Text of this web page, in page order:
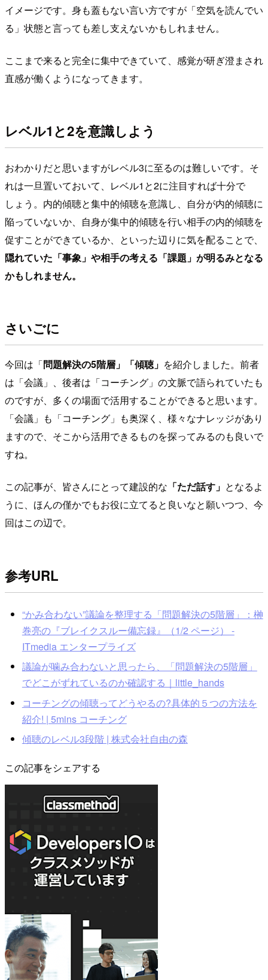
イメージです。身も蓋もない言い方ですが「空気を読んでい
る」状態と言っても差し支えないかもしれません。
ここまで来ると完全に集中できていて、感覚が研ぎ澄まされ
直感が働くようになってきます。
レベル1と2を意識しよう
おわかりだと思いますがレベル3に至るのは難しいです。そ
れは一旦置いておいて、レベル1と2に注目すれば十分で
しょう。内的傾聴と集中的傾聴を意識し、自分が内的傾聴に
陥っていないか、自身が集中的傾聴を行い相手の内的傾聴を
促すことができているか、といった辺りに気を配ることで、
隠れていた「事象」や相手の考える「課題」が明るみとなる
かもしれません。
さいごに
今回は「問題解決の5階層」「傾聴」 を紹介しました。前者
は「会議」、後者は「コーチング」の文脈で語られていたも
のですが、多くの場面で活用することができると思います。
「会議」も「コーチング」も奥深く、様々なナレッジがあり
ますので、そこから活用できるものを探ってみるのも良いで
すね。
この記事が、皆さんにとって建設的な 「ただ話す」 となるよ
うに、ほんの僅かでもお役に立てると良いなと願いつつ、今
回はこの辺で。
参考URL
“かみ合わない”議論を整理する「問題解決の5階層」：榊
巻亮の『ブレイクスルー備忘録』（1/2 ページ） -
ITmedia エンタープライズ
議論が噛み合わないと思ったら、「問題解決の5階層」
でどこがずれているのか確認する｜little_hands
コーチングの傾聴ってどうやるの?具体的５つの方法を
紹介! | 5mins コーチング
傾聴のレベル3段階 | 株式会社自由の森
この記事をシェアする